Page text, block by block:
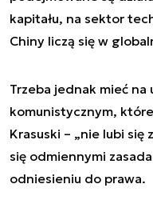
kapitału, na sektor
Chiny liczą się w
Trzeba jednak mieć
komunistycznym,
Krasuski – „nie lubi
się odmiennymi
odniesieniu do prawa.